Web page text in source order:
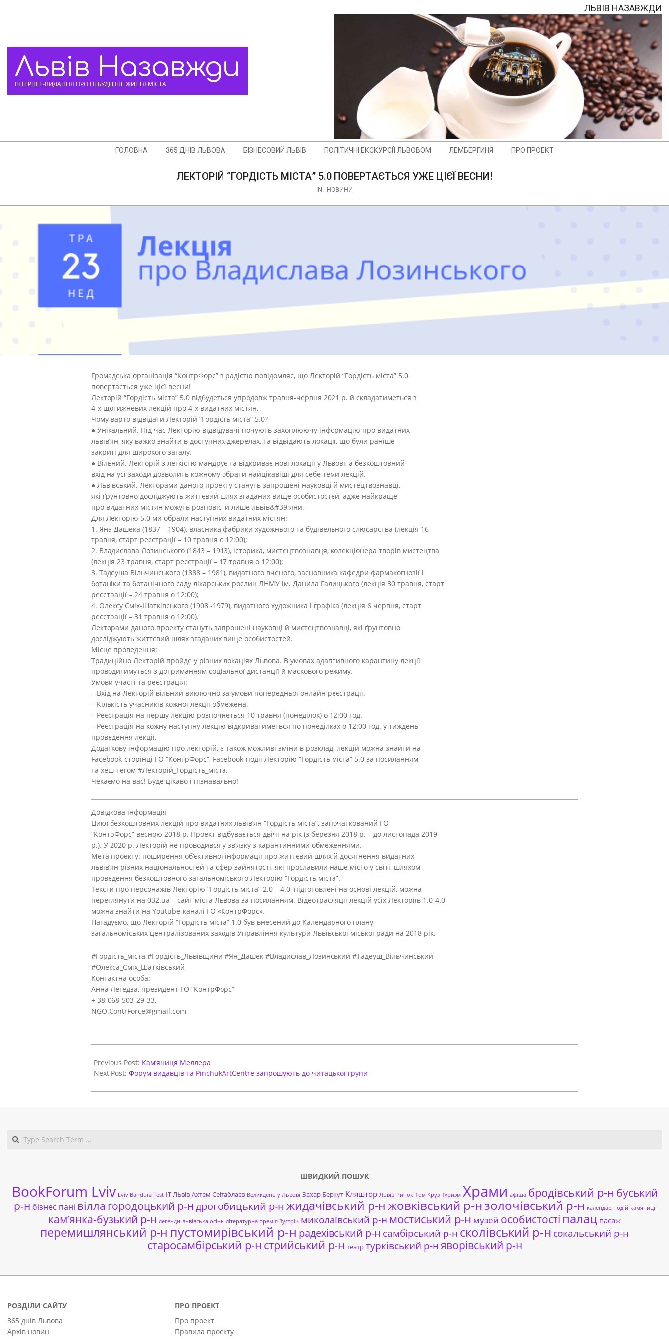
Львів Назавжди
ІНТЕРНЕТ-ВИДАННЯ ПРО НЕБУДЕННЕ ЖИТТЯ МІСТА
ЛЬВІВ НАЗАВЖДИ
Menu
ГОЛОВНА 365 ДНІВ ЛЬВОВА БІЗНЕСОВИЙ ЛЬВІВ ПОЛІТИЧНІ ЕКСКУРСІЇ ЛЬВОВОМ ЛЕМБЕРГИНЯ ПРО ПРОЕКТ
ЛЕКТОРІЙ “ГОРДІСТЬ МІСТА” 5.0 ПОВЕРТАЄТЬСЯ УЖЕ ЦІЄЇ ВЕСНИ!
IN: НОВИНИ
Громадська організація “КонтрФорс” з радістю повідомляє, що Лекторій “Гордість міста” 5.0
повертається уже цієї весни!
Лекторій “Гордість міста” 5.0 відбудеться упродовж травня-червня 2021 р. й складатиметься з
4-х щотижневих лекцій про 4-х видатних містян.
Чому варто відвідати Лекторій “Гордість міста” 5.0?
● Унікальний. Під час Лекторію відвідувачі почують захоплюючу інформацію про видатних
львів’ян, яку важко знайти в доступних джерелах, та відвідають локації, що були раніше
закриті для широкого загалу.
● Вільний. Лекторій з легкістю мандрує та відкриває нові локації у Львові, а безкоштовний
вхід на усі заходи дозволить кожному обрати найцікавіші для себе теми лекцій.
● Львівський. Лекторами даного проекту стануть запрошені науковці й мистецтвознавці,
які ґрунтовно досліджують життєвий шлях згаданих вище особистостей, адже найкраще
про видатних містян можуть розповісти лише львів&#39;яни.
Для Лекторію 5.0 ми обрали наступних видатних містян:
1. Яна Дашека (1837 – 1904), власника фабрики художнього та будівельного слюсарства (лекція 16
травня, старт реєстрації – 10 травня о 12:00);
2. Владислава Лозинського (1843 – 1913), історика, мистецтвознавця, колекціонера творів мистецтва
(лекція 23 травня, старт реєстрації – 17 травня о 12:00);
3. Тадеуша Вільчинського (1888 – 1981), видатного вченого, засновника кафедри фармакогнозії і
ботаніки та ботанічного саду лікарських рослин ЛНМУ ім. Данила Галицького (лекція 30 травня, старт
реєстрації – 24 травня о 12:00);
4. Олексу Сміх-Шатківського (1908 -1979), видатного художника і графіка (лекція 6 червня, старт
реєстрації – 31 травня о 12:00).
Лекторами даного проекту стануть запрошені науковці й мистецтвознавці, які ґрунтовно
досліджують життєвий шлях згаданих вище особистостей.
Місце проведення:
Традиційно Лекторій пройде у різних локаціях Львова. В умовах адаптивного карантину лекції
проводитимуться з дотриманням соціальної дистанції й маскового режиму.
Умови участі та реєстрація:
– Вхід на Лекторій вільний виключно за умови попередньої онлайн реєстрації.
– Кількість учасників кожної лекції обмежена.
– Реєстрація на першу лекцію розпочнеться 10 травня (понеділок) о 12:00 год.
– Реєстрація на кожну наступну лекцію відкриватиметься по понеділках о 12:00 год. у тиждень
проведення лекції.
Додаткову інформацію про лекторій, а також можливі зміни в розкладі лекцій можна знайти на
Facebook-сторінці ГО “КонтрФорс”, Facebook-події Лекторію “Гордість міста” 5.0 за посиланням
та хеш-тегом #Лекторій_Гордість_міста.
Чекаємо на вас! Буде цікаво і пізнавально!
Довідкова інформація
Цикл безкоштовних лекцій про видатних львів’ян “Гордість міста”, започаткований ГО
“КонтрФорс” весною 2018 р. Проект відбувається двічі на рік (з березня 2018 р. – до листопада 2019
р.). У 2020 р. Лекторій не проводився у зв’язку з карантинними обмеженнями.
Мета проекту: поширення об’єктивної інформації про життєвий шлях й досягнення видатних
львів’ян різних національностей та сфер зайнятості, які прославили наше місто у світі, шляхом
проведення безкоштовного загальноміського Лекторію “Гордість міста”.
Тексти про персонажів Лекторію “Гордість міста” 2.0 – 4.0, підготовлені на основі лекцій, можна
переглянути на 032.ua – сайт мiста Львова за посиланням. Відеотрасляції лекцій усіх Лекторіїв 1.0-4.0
можна знайти на Youtube-каналі ГО «КонтрФорс».
Нагадуємо, що Лекторій “Гордість міста” 1.0 був внесений до Календарного плану
загальноміських централізованих заходів Управління культури Львівської міської ради на 2018 рік.
#Гордість_міста #Гордість_Львівщини #Ян_Дашек #Владислав_Лозинський #Тадеуш_Вільчинський
#Олекса_Сміх_Шатківський
Контактна особа:
Анна Легедза, президент ГО “КонтрФорс”
+ 38-068-503-29-33,
NGO.ContrForce@gmail.com
05-
12
Previous Post: Кам’яниця Меллера
Next Post: Форум видавців та PinchukArtCentre запрошують до читацької групи
ШВИДКИЙ ПОШУК
BookForum Lviv Lviv Bandura Fest ІТ ЛЬвів Ахтем Сеітаблаєв Великдень у Львові Захар Беркут Кляштор Львів Ринок Том Круз Туризм Храми афіша бродівський р-н буський
р-н бізнес пані вілла городоцький р-ндрогобицький р-н жидачівський р-нжовківський р-нзолочівський р-н календар подій камяниці
кам’янка-бузький р-н легенди львівська осінь літературна премія Зустріч миколаївський р-н мостиський р-н музей особистості палац пасаж
перемишлянський р-н пустомирівський р-н радехівський р-н самбірський р-н сколівський р-н сокальський р-н
старосамбірський р-н стрийський р-н театр турківський р-н яворівський р-н
РОЗДІЛИ САЙТУ
365 днів Львова
Архів новин
ПРО ПРОЕКТ
Про проект
Правила проекту